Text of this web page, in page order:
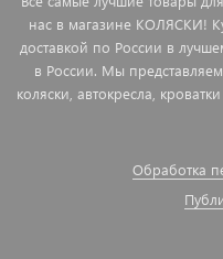
нас в магазине КОЛЯСКИ!
доставкой по России в
в России. Мы
коляски, автокресла,
Обработка